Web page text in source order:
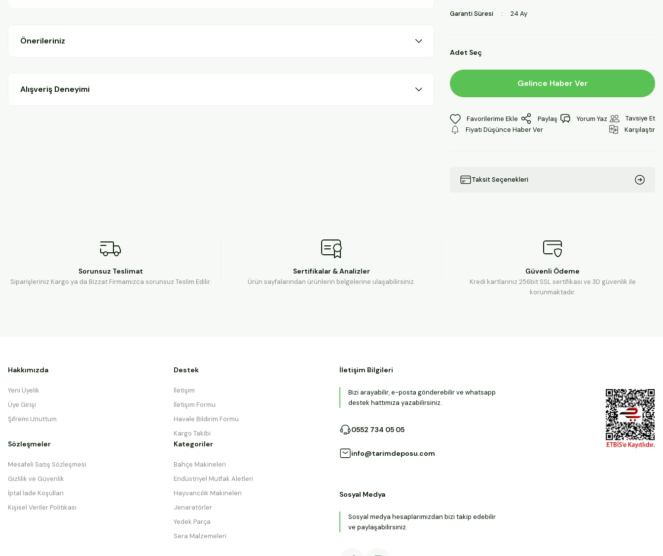
Önerileriniz
Alışveriş Deneyimi
Garanti Süresi 24 Ay
Adet Seç
Gelince Haber Ver
Paylaş Yorum Yaz
Tavsiye Et
Fiyatı Düşünce Haber Ver
Karşılaştır
Taksit Seçenekleri
Sorunsuz Teslimat
Siparişleriniz Kargo ya da Bizzat Firmamızca sorunsuz Teslim Edilir.
Sertifikalar & Analizler
Ürün sayfalarından ürünlerin belgelerine ulaşabilirsiniz.
Güvenli Ödeme
Kredi kartlarınız 256bit SSL sertifikası ve 3D güvenlik ile
korunmaktadır.
Hakkımızda
Yeni Üyelik
Üye Girişi
Şifremi Unuttum
Destek
İletişim
İletişim Formu
Havale Bildirim Formu
Kargo Takibi
Sözleşmeler
Mesafeli Satış Sözleşmesi
Gizlilik ve Güvenlik
İptal İade Koşullari
Kişisel Veriler Politikası
Kategoriler
Bahçe Makineleri
Endüstriyel Mutfak Aletleri
Hayvancılık Makineleri
Jenaratörler
Yedek Parça
Sera Malzemeleri
İletişim Bilgileri
Bizi arayabilir, e-posta gönderebilir ve whatsapp
destek hattımıza yazabilirsiniz.
0552 734 05 05
info@tarimdeposu.com
Sosyal Medya
Sosyal medya hesaplarımızdan bizi takip edebilir
ve paylaşabilirsiniz.